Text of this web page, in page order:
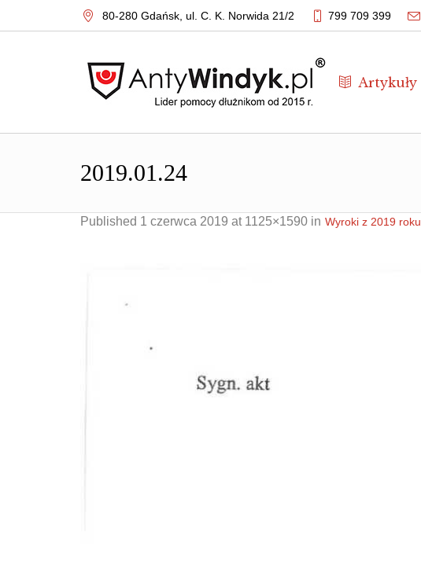
80-280 Gdańsk, ul. C. K. Norwida 21/2 799 709 399
Artykuły
2019.01.24
Published 1 czerwca 2019 at 1125×1590 in Wyroki z 2019 roku